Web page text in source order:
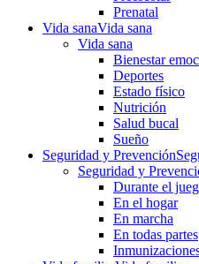
Prenatal
Vida sanaVida sana
Vida sana
Bienestar
Deportes
Estado físico
Nutrición
Salud bucal
Sueño
Seguridad y Prevención
Seguridad y
Durante el
En el hogar
En marcha
En todas partes